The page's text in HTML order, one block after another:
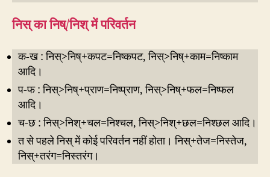
निस् का निष्/निश् में परिवर्तन
क-ख : निस्>निष्+कपट=निष्कपट, निस्>निष्+काम=निष्काम
आदि।
प-फ : निस्>निष्+प्राण=निष्प्राण, निस्>निष्+फल=निष्फल
आदि।
च-छ : निस्>निश्+चल=निश्चल, निस्>निश्+छल=निश्छल आदि।
त से पहले निस् में कोई परिवर्तन नहीं होता। निस्+तेज=निस्तेज,
निस्+तरंग=निस्तरंग।